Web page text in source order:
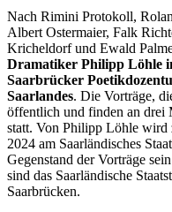
Nach Rimini Protokoll,
Albert Ostermaier, Falk
Kricheldorf und Ewald
Dramatiker Philipp Löhle
Saarbrücker
Saarlandes. Die Vorträge,
öffentlich und finden an drei
statt. Von Philipp Löhle wird
2024 am Saarländisches
Gegenstand der Vorträge
sind das Saarländische
Saarbrücken.